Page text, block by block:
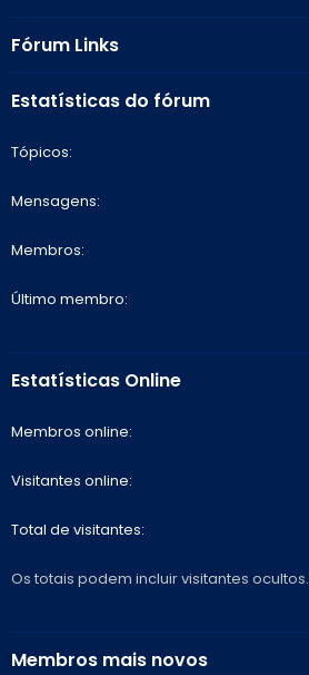
Fórum Links
Estatísticas do fórum
Tópicos
Mensagens
Membros
Último membro
Estatísticas Online
Membros online
Visitantes online
Total de visitantes
Os totais podem incluir visitantes ocultos.
Membros mais novos